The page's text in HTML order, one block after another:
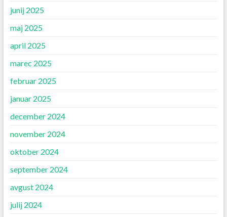
junij 2025
maj 2025
april 2025
marec 2025
februar 2025
januar 2025
december 2024
november 2024
oktober 2024
september 2024
avgust 2024
julij 2024